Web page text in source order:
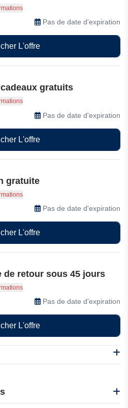
10% de réduction ! Abonnez-vous
dès maintenant.
Pas de date d'expiration
L'offre
gratuits
GRATUIT pour
supérieure à $99.
Pas de date d'expiration
L'offre
gratuite
dès $99 d'achat
Pas de date d'expiration
L'offre
de retour sous 45 jours
et échange faciles sur Asilklife
Pas de date d'expiration
L'offre